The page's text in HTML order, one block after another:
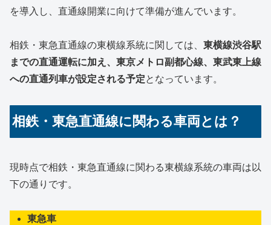
を導入し、直通線開業に向けて準備が進んでいます。
相鉄・東急直通線の東横線系統に関しては、 東横線渋谷駅
までの直通運転に加え、東京メトロ副都心線、東武東上線
への直通列車が設定される予定となっています。
相鉄・東急直通線に関わる車両とは？
現時点で相鉄・東急直通線に関わる東横線系統の車両は以
下の通りです。
東急車